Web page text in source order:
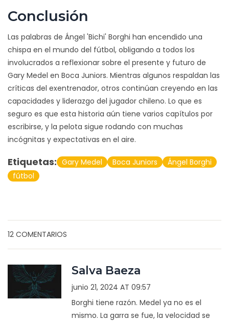
Conclusión
Las palabras de Ángel 'Bichi' Borghi han encendido una
chispa en el mundo del fútbol, obligando a todos los
involucrados a reflexionar sobre el presente y futuro de
Gary Medel en Boca Juniors. Mientras algunos respaldan las
críticas del exentrenador, otros continúan creyendo en las
capacidades y liderazgo del jugador chileno. Lo que es
seguro es que esta historia aún tiene varios capítulos por
escribirse, y la pelota sigue rodando con muchas
incógnitas y expectativas en el aire.
Etiquetas: Gary Medel Boca Juniors
Ángel Borghi
fútbol
12 COMENTARIOS
Salva Baeza
junio 21, 2024 AT 09:57
Borghi tiene razón. Medel ya no es el
mismo. La garra se fue, la velocidad se